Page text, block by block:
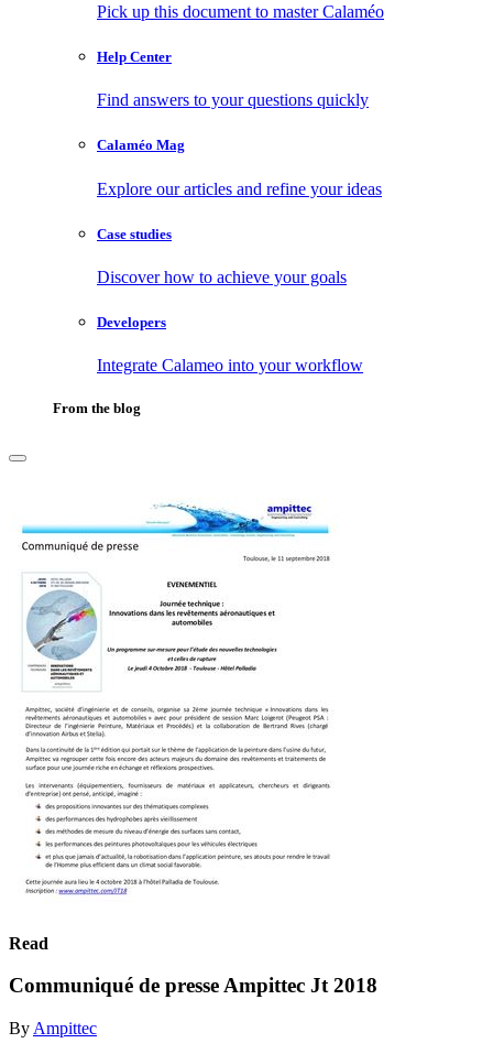
Pick up this document to master Calaméo
Help Center
Find answers to your questions quickly
Calaméo Mag
Explore our articles and refine your ideas
Case studies
Discover how to achieve your goals
Developers
Integrate Calameo into your workflow
From the blog
Read
Communiqué de presse Ampittec Jt 2018
By Ampittec